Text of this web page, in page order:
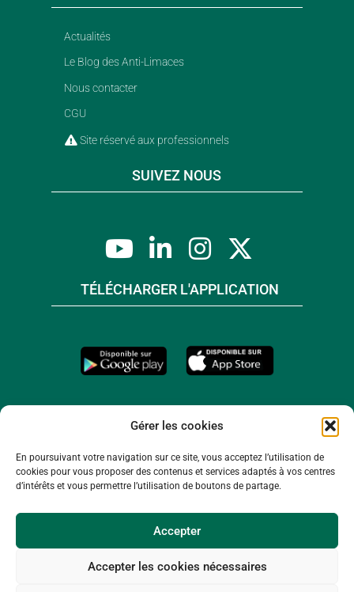
Gérer les cookies
En poursuivant votre navigation sur ce site, vous acceptez l’utilisation de
cookies pour vous proposer des contenus et services adaptés à vos centres
d’intérêts et vous permettre l’utilisation de boutons de partage.
Accepter
Accepter les cookies nécessaires
Actualités
Le Blog des Anti-Limaces
Nous contacter
CGU
Site réservé aux professionnels
SUIVEZ NOUS
TÉLÉCHARGER L'APPLICATION
© 2026 -